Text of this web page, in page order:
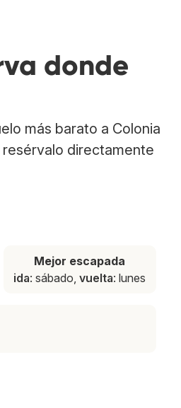
donde
más barato a Colonia
directamente
Mejor escapada
ida: sábado,vuelta: lunes